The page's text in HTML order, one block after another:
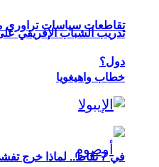
تقاطعات سياسات تراوري
خطاب واهيغويا
دول؟
في 7 نقاط.. لماذا خرج تفشي وباء إيبولا عن السيطرة؟